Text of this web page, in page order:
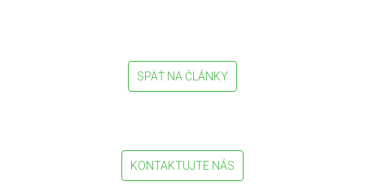
SPÄŤ NA ČLÁNKY
KONTAKTUJTE NÁS